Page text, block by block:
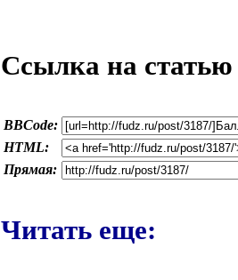
Ссылка на
BBCode:
HTML:
Прямая:
Читать еще: